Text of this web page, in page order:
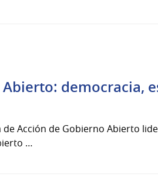
democracia,
Acción de Gobierno Abierto
…